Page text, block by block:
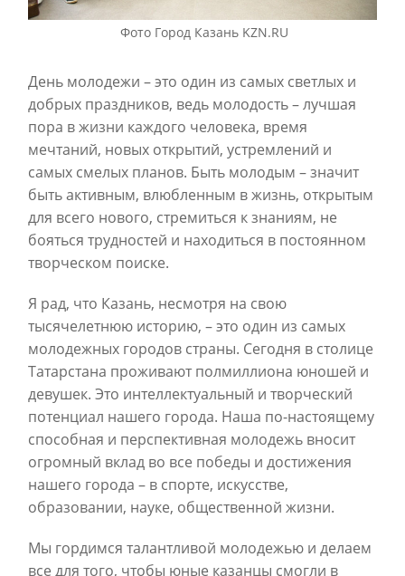
Фото Город Казань KZN.RU
День молодежи – это один из самых светлых и
добрых праздников, ведь молодость – лучшая
пора в жизни каждого человека, время
мечтаний, новых открытий, устремлений и
самых смелых планов. Быть молодым – значит
быть активным, влюбленным в жизнь, открытым
для всего нового, стремиться к знаниям, не
бояться трудностей и находиться в постоянном
творческом поиске.
Я рад, что Казань, несмотря на свою
тысячелетнюю историю, – это один из самых
молодежных городов страны. Сегодня в столице
Татарстана проживают полмиллиона юношей и
девушек. Это интеллектуальный и творческий
потенциал нашего города. Наша по-настоящему
способная и перспективная молодежь вносит
огромный вклад во все победы и достижения
нашего города – в спорте, искусстве,
образовании, науке, общественной жизни.
Мы гордимся талантливой молодежью и делаем
все для того, чтобы юные казанцы смогли в